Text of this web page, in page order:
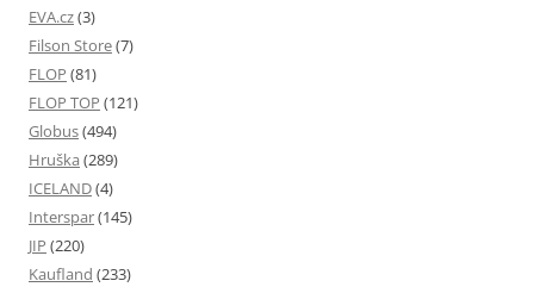
EVA.cz(3)
Filson Store(7)
FLOP (81)
FLOP TOP (121)
Globus(494)
Hruška (289)
ICELAND(4)
Interspar(145)
JIP (220)
Kaufland (233)